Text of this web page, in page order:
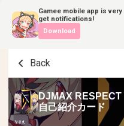
Gamee mobile app is
get notifications!
Download
Back
DJMAX RESPECT
自己紹介カード
なまえ